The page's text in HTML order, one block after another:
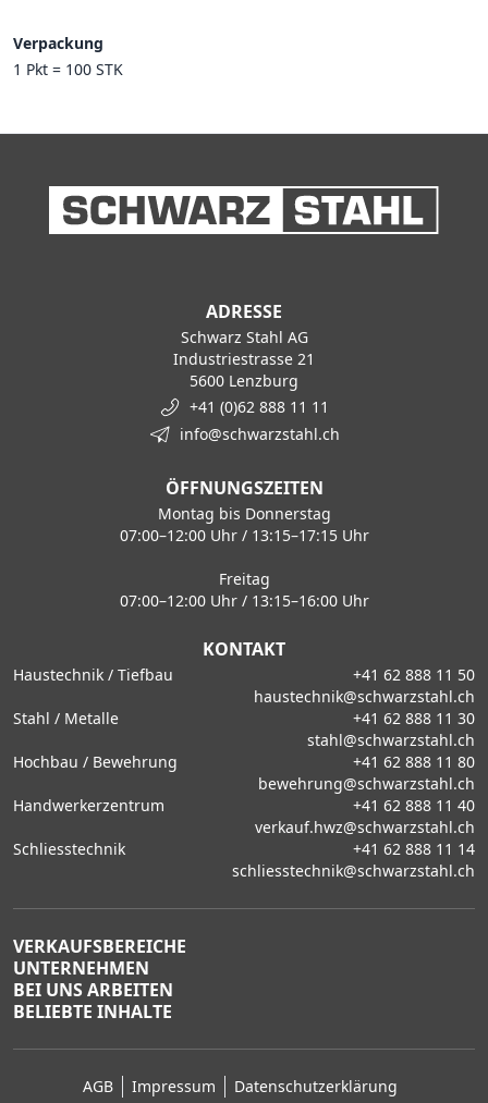
Verpackung
1 Pkt = 100 STK
ADRESSE
Schwarz Stahl AG
Industriestrasse 21
5600 Lenzburg
+41 (0)62 888 11 11
info@schwarzstahl.ch
ÖFFNUNGSZEITEN
Montag bis Donnerstag
07:00–12:00 Uhr / 13:15–17:15 Uhr
Freitag
07:00–12:00 Uhr / 13:15–16:00 Uhr
KONTAKT
Haustechnik / Tiefbau
+41 62 888 11 50
haustechnik@schwarzstahl.ch
Stahl / Metalle
+41 62 888 11 30
stahl@schwarzstahl.ch
Hochbau / Bewehrung
+41 62 888 11 80
bewehrung@schwarzstahl.ch
Handwerkerzentrum
+41 62 888 11 40
verkauf.hwz@schwarzstahl.ch
Schliesstechnik
+41 62 888 11 14
schliesstechnik@schwarzstahl.ch
VERKAUFSBEREICHE
UNTERNEHMEN
BEI UNS ARBEITEN
BELIEBTE INHALTE
AGB Impressum Datenschutzerklärung